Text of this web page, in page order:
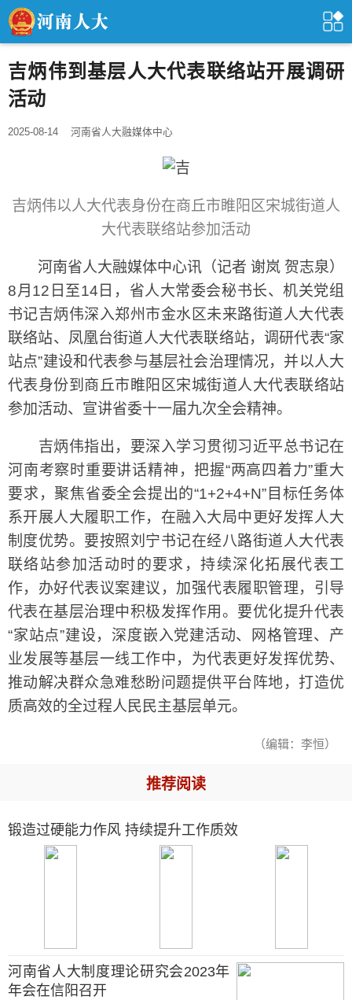
吉炳伟到基层人大代表联络站开展调研
活动
2025-08-14 河南省人大融媒体中心
吉炳伟以人大代表身份在商丘市睢阳区宋城街道人
大代表联络站参加活动
河南省人大融媒体中心讯（记者 谢岚 贺志泉）
8月12日至14日，省人大常委会秘书长、机关党组
书记吉炳伟深入郑州市金水区未来路街道人大代表
联络站、凤凰台街道人大代表联络站，调研代表“家
站点”建设和代表参与基层社会治理情况，并以人大
代表身份到商丘市睢阳区宋城街道人大代表联络站
参加活动、宣讲省委十一届九次全会精神。
吉炳伟指出，要深入学习贯彻习近平总书记在
河南考察时重要讲话精神，把握“两高四着力”重大
要求，聚焦省委全会提出的“1+2+4+N”目标任务体
系开展人大履职工作，在融入大局中更好发挥人大
制度优势。要按照刘宁书记在经八路街道人大代表
联络站参加活动时的要求，持续深化拓展代表工
作，办好代表议案建议，加强代表履职管理，引导
代表在基层治理中积极发挥作用。要优化提升代表
“家站点”建设，深度嵌入党建活动、网格管理、产
业发展等基层一线工作中，为代表更好发挥优势、
推动解决群众急难愁盼问题提供平台阵地，打造优
质高效的全过程人民民主基层单元。
（编辑：李恒）
推荐阅读
锻造过硬能力作风 持续提升工作质效
河南省人大制度理论研究会2023年
年会在信阳召开